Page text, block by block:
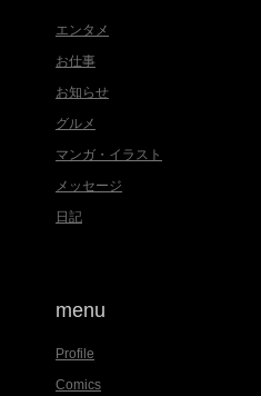
エンタメ
お仕事
お知らせ
グルメ
マンガ・イラスト
メッセージ
日記
menu
Profile
Comics